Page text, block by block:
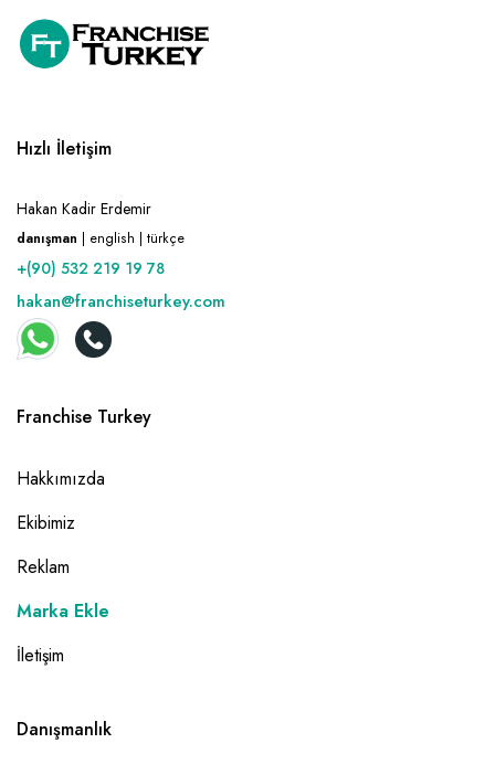
Hızlı İletişim
Hakan Kadir Erdemir
danışman | english | türkçe
+(90) 532 219 19 78
hakan@franchiseturkey.com
Franchise Turkey
Hakkımızda
Ekibimiz
Reklam
Marka Ekle
İletişim
Danışmanlık